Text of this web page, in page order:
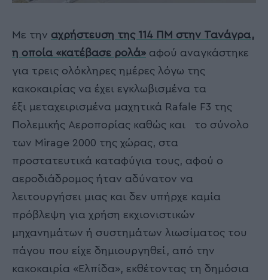
Με την αχρήστευση της 114 ΠΜ στην Τανάγρα,
η οποία «κατέβασε ρολά» αφού αναγκάστηκε
για τρεις ολόκληρες ημέρες λόγω της
κακοκαιρίας να έχει εγκλωβισμένα τα
έξι μεταχειρισμένα μαχητικά Rafale F3 της
Πολεμικής Αεροπορίας καθώς και το σύνολο
των Mirage 2000 της χώρας, στα
προστατευτικά καταφύγια τους, αφού ο
αεροδιάδρομος ήταν αδύνατον να
λειτουργήσει μιας και δεν υπήρχε καμία
πρόβλεψη για χρήση εκχιονιστικών
μηχανημάτων ή συστημάτων λιωσίματος του
πάγου που είχε δημιουργηθεί, από την
κακοκαιρία «Ελπίδα», εκθέτοντας τη δημόσια